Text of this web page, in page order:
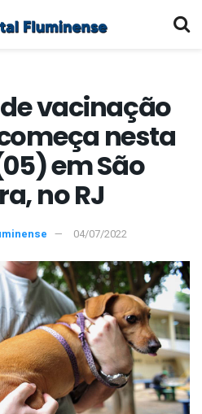
vacinação
nesta
em São
no RJ
04/07/2022